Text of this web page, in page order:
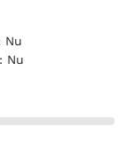
: Nu
: Nu